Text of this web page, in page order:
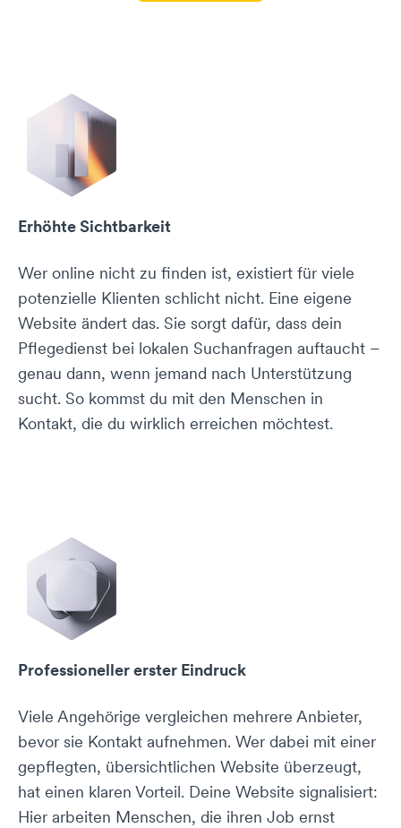
Erhöhte Sichtbarkeit
Wer online nicht zu finden ist, existiert für viele
potenzielle Klienten schlicht nicht. Eine eigene
Website ändert das. Sie sorgt dafür, dass dein
Pflegedienst bei lokalen Suchanfragen auftaucht –
genau dann, wenn jemand nach Unterstützung
sucht. So kommst du mit den Menschen in
Kontakt, die du wirklich erreichen möchtest.
Professioneller erster Eindruck
Viele Angehörige vergleichen mehrere Anbieter,
bevor sie Kontakt aufnehmen. Wer dabei mit einer
gepflegten, übersichtlichen Website überzeugt,
hat einen klaren Vorteil. Deine Website signalisiert:
Hier arbeiten Menschen, die ihren Job ernst